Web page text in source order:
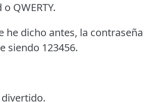
QWERTY.
he dicho antes, la contraseña
siendo 123456.